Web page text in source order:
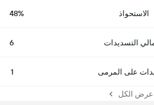
الاستحواذ 48%
التسديدات 6
على المرمى 1
الكل